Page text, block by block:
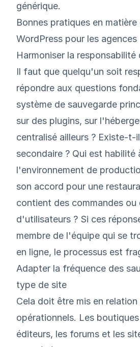
générique.
Bonnes pratiques en
WordPress pour les agences
Harmoniser la responsabilité
Il faut que quelqu'un soit
répondre aux questions
système de sauvegarde
sur des plugins, sur
centralisé ailleurs ? Existe-t-
secondaire ? Qui est habilité
l'environnement de
son accord pour une
contient des commandes ou
d'utilisateurs ? Si ces
membre de l'équipe qui se
en ligne, le processus est
Adapter la fréquence des
type de site
Cela doit être mis en
opérationnels. Les
éditeurs, les forums et les